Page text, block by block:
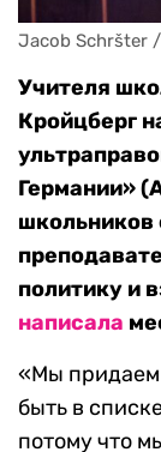
Jacob Schršter
Учителя
Кройцберг
Германии»
школьников
политику и
написала
«Мы придаем
быть в
потому что